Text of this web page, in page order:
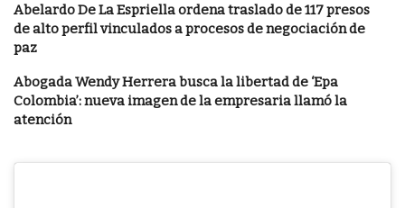
Abelardo De La Espriella ordena traslado de 117 presos
de alto perfil vinculados a procesos de negociación de
paz
Abogada Wendy Herrera busca la libertad de ‘Epa
Colombia’: nueva imagen de la empresaria llamó la
atención